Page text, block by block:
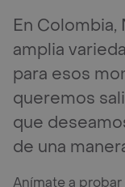
En Colombia,
amplia
para esos
queremos
que
de una
Anímate a